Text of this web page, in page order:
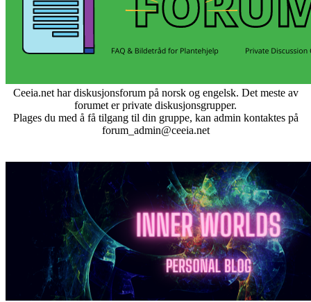
Ceeia.net har diskusjonsforum på norsk og engelsk. Det meste av
forumet er private diskusjonsgrupper.
Plages du med å få tilgang til din gruppe, kan admin kontaktes på
forum_admin@ceeia.net